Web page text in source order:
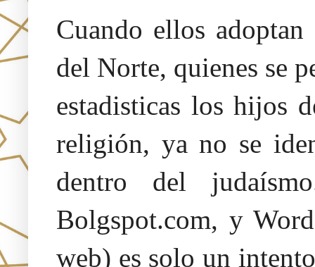
Cuando ellos
del Norte, quienes se
estadisticas los hijos
religión, ya no se
dentro del
Bolgspot.com, y
web) es solo un